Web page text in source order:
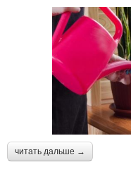
читать дальше →